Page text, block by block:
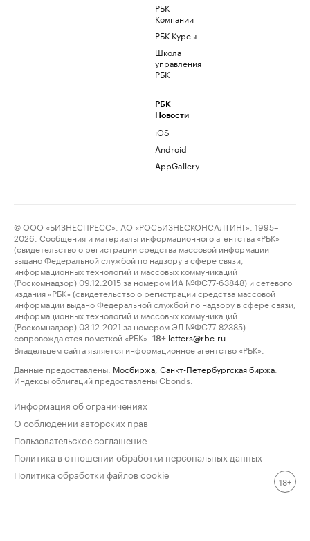
РБК
Компании
РБК Курсы
Школа
управления
РБК
РБК
Новости
iOS
Android
AppGallery
© ООО «БИЗНЕСПРЕСС», АО «РОСБИЗНЕСКОНСАЛТИНГ», 1995–
2026. Сообщения и материалы информационного агентства «РБК»
(свидетельство о регистрации средства массовой информации
выдано Федеральной службой по надзору в сфере связи,
информационных технологий и массовых коммуникаций
(Роскомнадзор) 09.12.2015 за номером ИА №ФС77-63848) и сетевого
издания «РБК» (свидетельство о регистрации средства массовой
информации выдано Федеральной службой по надзору в сфере связи,
информационных технологий и массовых коммуникаций
(Роскомнадзор) 03.12.2021 за номером ЭЛ №ФС77-82385)
сопровождаются пометкой «РБК».
18+ letters@rbc.ru
Владельцем сайта является информационное агентство «РБК».
Данные предоставлены: Мосбиржа Санкт-Петербургская биржа
Индексы облигаций предоставлены Cbonds.
Информация об ограничениях
О соблюдении авторских прав
Пользовательское соглашение
Политика в отношении обработки персональных данных
Политика обработки файлов cookie
18+